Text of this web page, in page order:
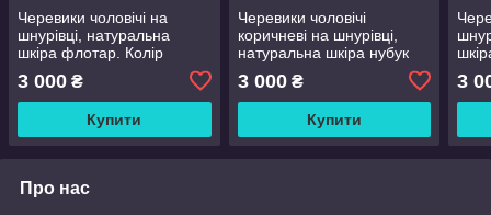
Черевики чоловічі на
шнурівці, натуральна
шкіра флотар. Колір
3 000 ₴
Купити
Черевики чоловічі
коричневі на шнурівці,
натуральна шкіра нубук
3 000₴
Купити
3
Про нас